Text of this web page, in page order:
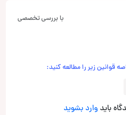
با بررسی تخصصی
قوانین زیر را مطالعه کنید:
باید وارد بشوید